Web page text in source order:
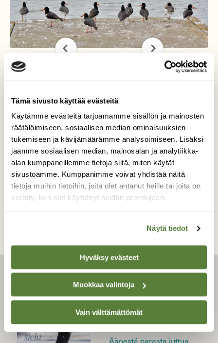
Tämä sivusto käyttää evästeitä
Käytämme evästeitä tarjoamamme sisällön ja mainosten
räätälöimiseen, sosiaalisen median ominaisuuksien
tukemiseen ja kävijämäärämme analysoimiseen. Lisäksi
jaamme sosiaalisen median, mainosalan ja analytiikka-
alan kumppaneillemme tietoja siitä, miten käytät
sivustoamme. Kumppanimme voivat yhdistää näitä
tietoja muihin tietoihin, joita olet antanut heille tai joita on
kerätty, kun olet käyttänyt heidän palvelujaan.
Näytä tiedot
Hyväksy evästeet
Muokkaa valintoja
Vain välttämättömät
Meriharakoita
Kuva paljastaa, että yksi on rengastettu ja
toisella on ongensiimaa jaloissa.
Valokuvaaja: Reijo Juurinen, Tokoinranta Heinäkuu
TAKAISIN LISTAAN
LEHTI
Uusin lehti
Tilaa Suomen Luonto
Tilaa digilukuoikeus